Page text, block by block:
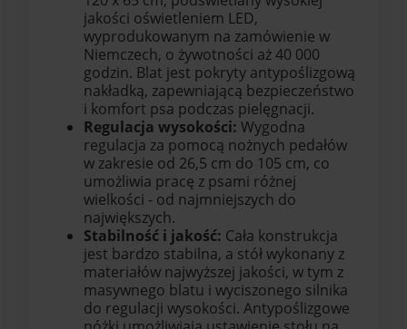
jakości oświetleniem LED,
wyprodukowanym na zamówienie w
Niemczech, o żywotności aż 40 000
godzin. Blat jest pokryty antypoślizgową
nakładką, zapewniającą bezpieczeństwo
i komfort psa podczas pielęgnacji.
Regulacja wysokości: Wygodna
regulacja za pomocą nożnych pedałów
w zakresie od 26,5 cm do 105 cm, co
umożliwia pracę z psami różnej
wielkości - od najmniejszych do
największych.
Stabilność i jakość: Cała konstrukcja
jest bardzo stabilna, a stół wykonany z
materiałów najwyższej jakości, w tym z
masywnego blatu i wyciszonego silnika
do regulacji wysokości. Antypoślizgowe